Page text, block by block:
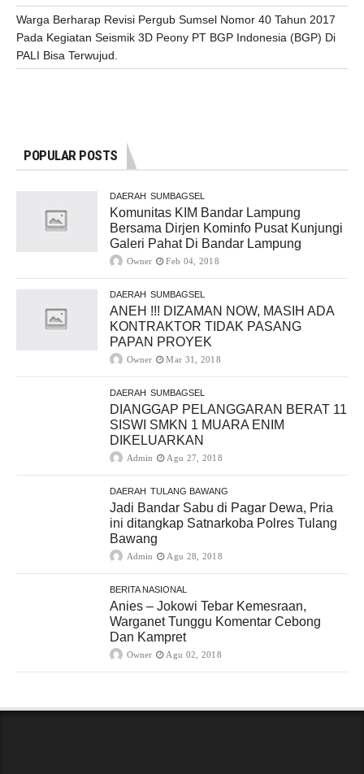
Warga Berharap Revisi Pergub Sumsel Nomor 40 Tahun 2017
Pada Kegiatan Seismik 3D Peony PT BGP Indonesia (BGP) Di
PALI Bisa Terwujud.
POPULAR POSTS
DAERAH SUMBAGSEL
Komunitas KIM Bandar Lampung
Bersama Dirjen Kominfo Pusat Kunjungi
Galeri Pahat Di Bandar Lampung
Owner Feb 04, 2018
DAERAH SUMBAGSEL
ANEH !!! DIZAMAN NOW, MASIH ADA
KONTRAKTOR TIDAK PASANG
PAPAN PROYEK
Owner Mar 31, 2018
DAERAH SUMBAGSEL
DIANGGAP PELANGGARAN BERAT 11
SISWI SMKN 1 MUARA ENIM
DIKELUARKAN
Admin Agu 27, 2018
DAERAH TULANG BAWANG
Jadi Bandar Sabu di Pagar Dewa, Pria
ini ditangkap Satnarkoba Polres Tulang
Bawang
Admin Agu 28, 2018
BERITA NASIONAL
Anies – Jokowi Tebar Kemesraan,
Warganet Tunggu Komentar Cebong
Dan Kampret
Owner Agu 02, 2018